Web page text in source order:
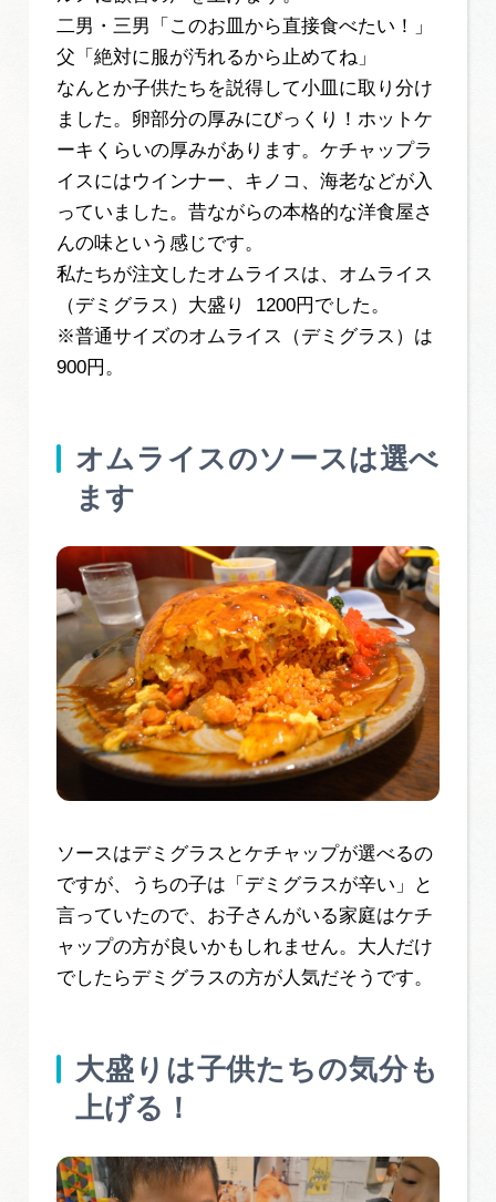
二男・三男「このお皿から直接食べたい！」
父「絶対に服が汚れるから止めてね」
なんとか子供たちを説得して小皿に取り分け
ました。卵部分の厚みにびっくり！ホットケ
ーキくらいの厚みがあります。ケチャップラ
イスにはウインナー、キノコ、海老などが入
っていました。昔ながらの本格的な洋食屋さ
んの味という感じです。
私たちが注文したオムライスは、オムライス
（デミグラス）大盛り 1200円でした。
※普通サイズのオムライス（デミグラス）は
900円。
オムライスのソースは選べ
ます
ソースはデミグラスとケチャップが選べるの
ですが、うちの子は「デミグラスが辛い」と
言っていたので、お子さんがいる家庭はケチ
ャップの方が良いかもしれません。大人だけ
でしたらデミグラスの方が人気だそうです。
大盛りは子供たちの気分も
上げる！